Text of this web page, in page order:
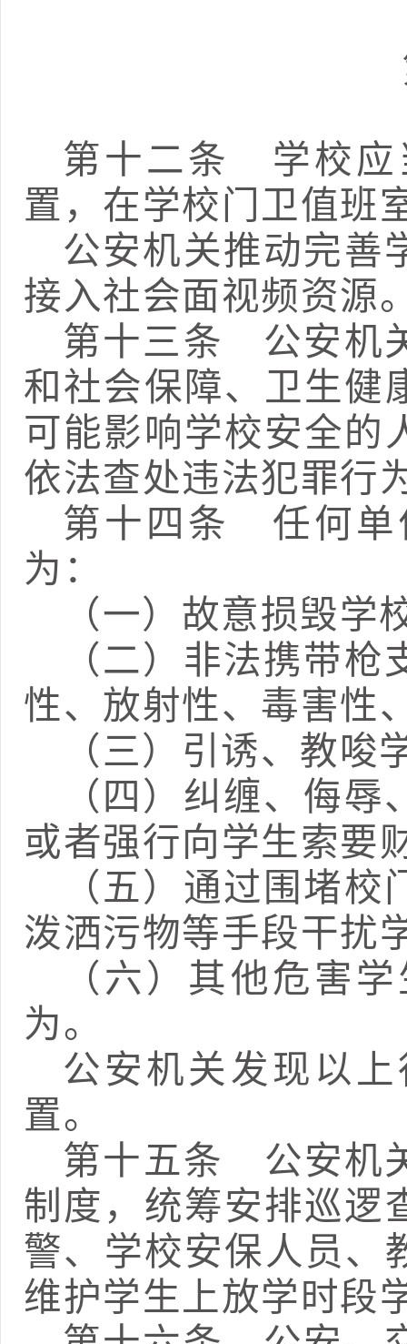
第十二条
学校应
置，在学校门卫值班
公安机关推动完善
接入社会面视频资源
第十三条 公安机
和社会保障、卫生健
可能影响学校安全的
依法查处违法犯罪行
第十四条
任何单
为：
（一）故意损毁学
（二）非法携带
性、放射性、毒害性
（三）引诱、教
（四）纠缠、侮
或者强行向学生索要
（五）通过围堵
泼洒污物等手段干扰
（六）其他危害
为。
公安机关发现以
置。
第十五条 公安机
制度，统筹安排巡逻
警、学校安保人员、
维护学生上放学时段